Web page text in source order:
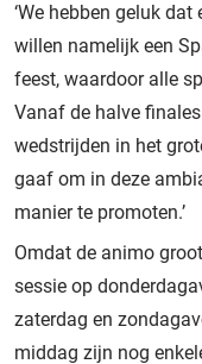
‘We hebben geluk
willen namelijk een
feest, waardoor alle
Vanaf de halve
wedstrijden in het
gaaf om in deze
manier te promoten.’
Omdat de animo
sessie op
zaterdag en
middag zijn nog